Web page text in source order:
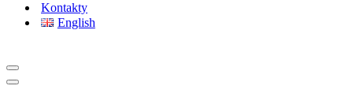
Kontakty
English
Navigační
menu
Navigační